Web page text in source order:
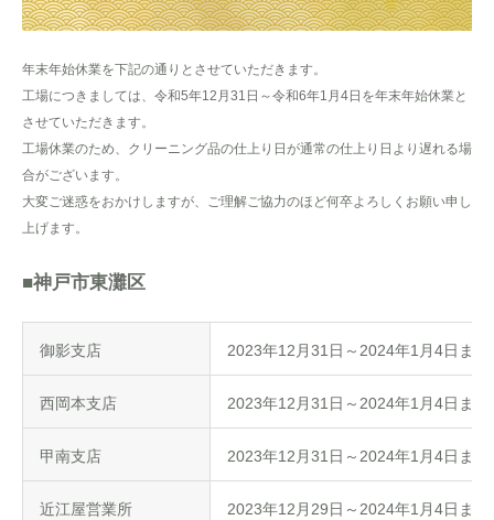
年末年始休業を下記の通りとさせていただきます。
工場につきましては、令和5年12月31日～令和6年1月4日を年末年始休業と
させていただきます。
工場休業のため、クリーニング品の仕上り日が通常の仕上り日より遅れる場
合がございます。
大変ご迷惑をおかけしますが、ご理解ご協力のほど何卒よろしくお願い申し
上げます。
■神戸市東灘区
御影支店 2023年12月31日～2024年1月4日まで
西岡本支店 2023年12月31日～
甲南支店 2023年12月31日～2024年1月4日まで
近江屋営業所 2023年12月29日～2024年1月4日まで